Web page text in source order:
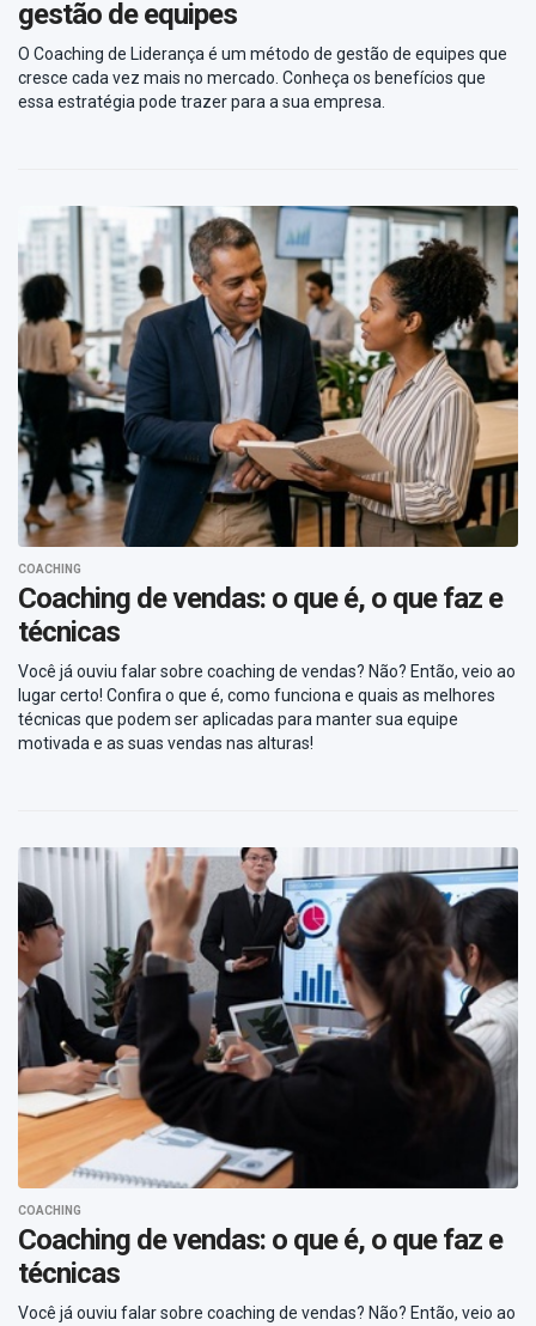
gestão de equipes
O Coaching de Liderança é um método de gestão de equipes que
cresce cada vez mais no mercado. Conheça os benefícios que
essa estratégia pode trazer para a sua empresa.
COACHING
Coaching de vendas: o que é, o que faz e
técnicas
Você já ouviu falar sobre coaching de vendas? Não? Então, veio ao
lugar certo! Confira o que é, como funciona e quais as melhores
técnicas que podem ser aplicadas para manter sua equipe
motivada e as suas vendas nas alturas!
COACHING
Coaching de vendas: o que é, o que faz e
técnicas
Você já ouviu falar sobre coaching de vendas? Não? Então, veio ao